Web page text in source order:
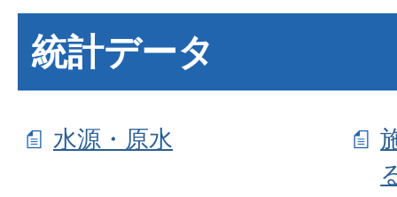
統計データ
水源・原水